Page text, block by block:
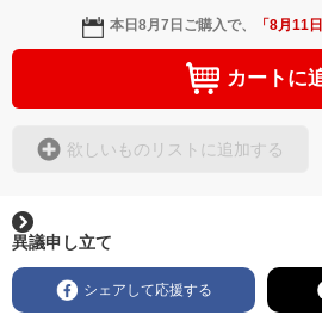
-ロードムービー系ミュージカル小説
+挿画スケッチスタイル&塗り絵バージ
＜著者/小説:作詞:挿画作成＞
凛々風 猛-リリカゼタケル
▶︎刺すように燃えるような眼差しは
[第2作品: 通常版.小説のみ.]
＜著者＞ 凛々風 猛 -リリカゼタケル
本日8月7日 ご購入で、 「8月11日
カートに
欲しいものリストに追加する
異議申し立て
シェアして応援する